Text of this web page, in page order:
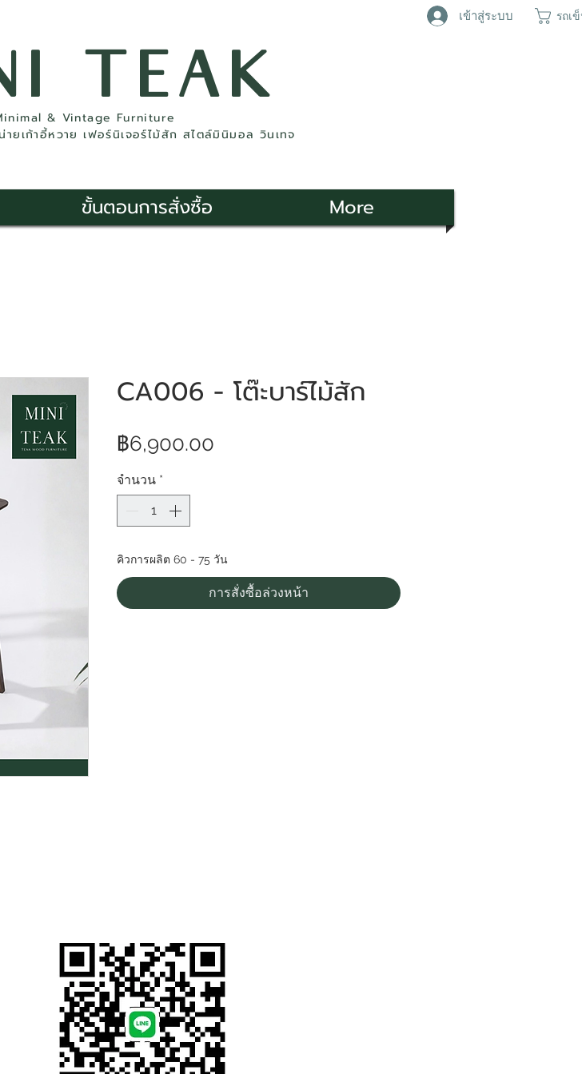
เข้าสู่ระบบ รถเ
TEAK
& Vintage Furniture
ยเก้าอี้หวาย เฟอร์นิเจอร์ไม้สัก สไตล์มินิมอล วินเทจ
ขั้นตอนการสั่งซื้อ More
CA006 - โต๊ะบาร์ไม้สัก
฿6,900.00
จำนวน *
คิวการผลิต 60 - 75 วัน
การสั่งซื้อล่วงหน้า